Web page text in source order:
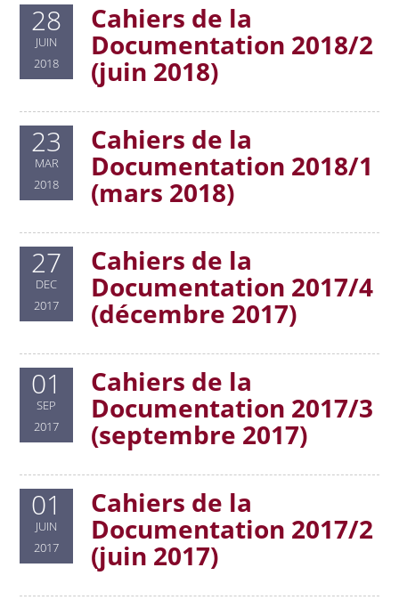
28
JUIN
2018
Cahiers de la
Documentation 2018/2
(juin 2018)
23
MAR
2018
Cahiers de la
Documentation 2018/1
(mars 2018)
27
DEC
2017
Cahiers de la
Documentation 2017/4
(décembre 2017)
01
SEP
2017
Cahiers de la
Documentation 2017/3
(septembre 2017)
01
JUIN
2017
Cahiers de la
Documentation 2017/2
(juin 2017)